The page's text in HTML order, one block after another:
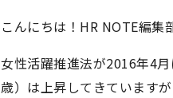
こんにちは！HR NOTE編集
女性活躍推進法が2016年4
歳）は上昇してきています